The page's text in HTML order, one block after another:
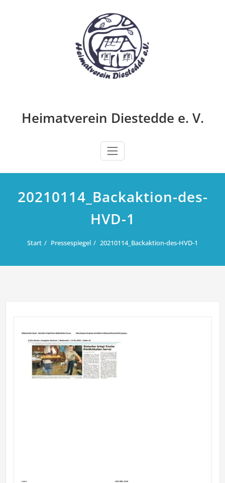
Heimatverein Diestedde e. V.
20210114_Backaktion-des-
HVD-1
Start Pressespiegel 20210114_Backaktion-des-HVD-1